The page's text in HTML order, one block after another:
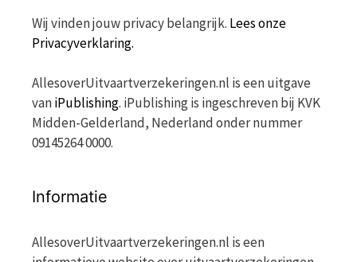
Wij vinden jouw privacy belangrijk. Lees onze
Privacyverklaring.
AllesoverUitvaartverzekeringen.nl is een uitgave
vaniPublishing. iPublishing is ingeschreven bij KVK
Midden-Gelderland, Nederland onder nummer
09145264 0000.
Informatie
AllesoverUitvaartverzekeringen.nl is een